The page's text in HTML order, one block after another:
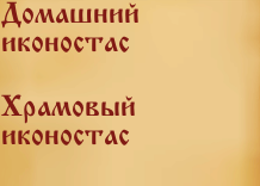
Домашний
иконостас
Храмовый
иконостас